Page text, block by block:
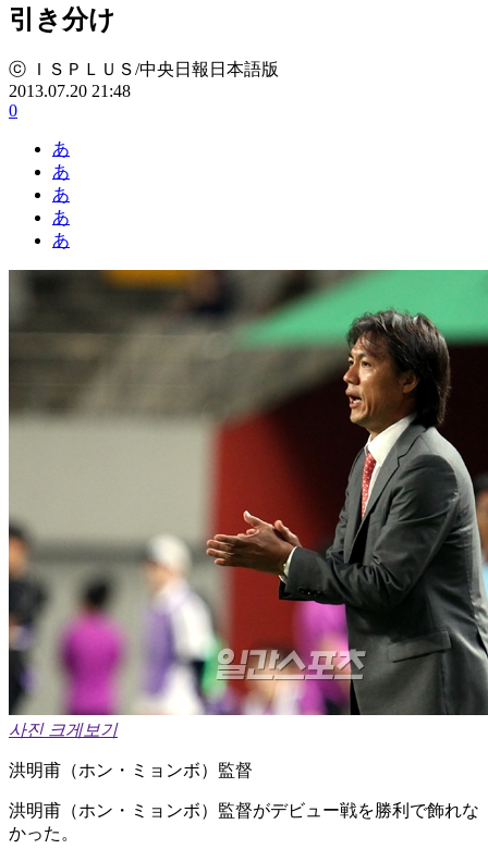
引き分け
ⓒ ＩＳＰＬＵＳ/中央日報日本語版
2013.07.20 21:48
0
あ
あ
あ
あ
あ
사진 크게보기
洪明甫（ホン・ミョンボ）監督
洪明甫（ホン・ミョンボ）監督がデビュー戦を勝利で飾れな
かった。